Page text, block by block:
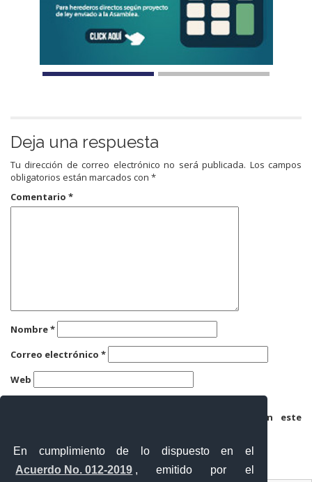
En cumplimiento de lo dispuesto en el
Acuerdo No. 012-2019 , emitido por el
Deja una respuesta
Tu dirección de correo electrónico no será publicada. Los campos
obligatorios están marcados con *
Comentario *
Nombre*
Correo electrónico *
Web
Guarda mi nombre, correo electrónico y web en este